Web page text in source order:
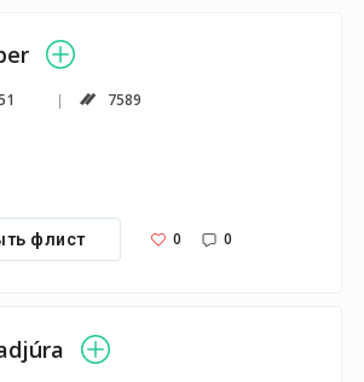
7589
флист 0 0